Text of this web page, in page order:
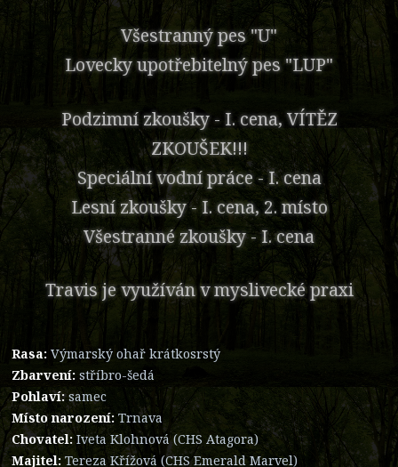
Všestranný pes "U"
Lovecky upotřebitelný pes "LUP"
Podzimní zkoušky - I. cena, VÍTĚZ
ZKOUŠEK!!!
Speciální vodní práce - I. cena
Lesní zkoušky - I. cena, 2. místo
Všestranné zkoušky - I. cena
Travis je využíván v myslivecké praxi
Rasa: Výmarský ohař krátkosrstý
Zbarvení: stříbro-šedá
Pohlaví:samec
Místo narození: Trnava
Chovatel: Iveta Klohnová (CHS Atagora)
Majitel: Tereza Křížová (CHS Emerald Marvel)